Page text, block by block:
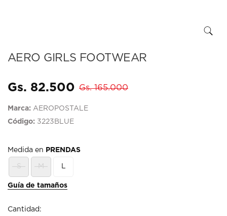
AERO GIRLS FOOTWEAR
Gs. 82.500 Gs. 165.000
Marca: AEROPOSTALE
Código: 3223BLUE
Medida en PRENDAS
S M L
Guía de tamaños
Cantidad: